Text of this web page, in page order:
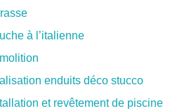
à l’italienne
enduits déco stucco
et revêtement de piscine